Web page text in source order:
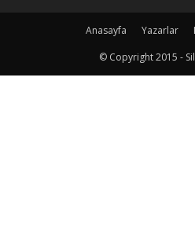
Anasayfa Yazarlar
© Copyright 2015 -